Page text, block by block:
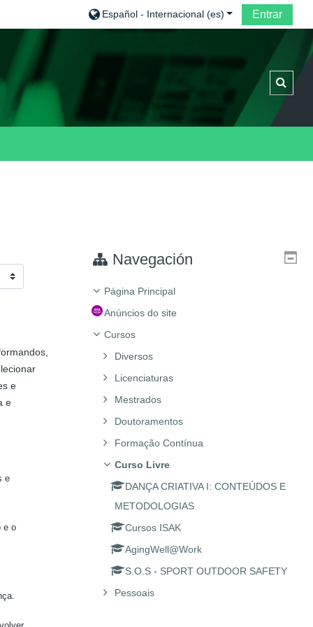
Español - Internacional ‎(es)‎ Entrar
e
e
e
e o
Navegación
Página Principal
Anúncios do site
Cursos
Diversos
Licenciaturas
Mestrados
Doutoramentos
Formação Contínua
Curso Livre
DANÇA CRIATIVA I: CONTEÚDOS E
METODOLOGIAS
Cursos ISAK
AgingWell@Work
S.O.S - SPORT OUTDOOR SAFETY
Pessoais